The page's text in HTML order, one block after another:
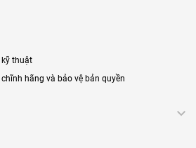
kỹ thuật
hãng và bảo vệ bản quyền